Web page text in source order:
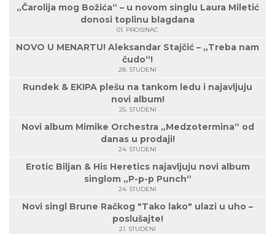
„Čarolija mog Božića“ – u novom singlu Laura Miletić
donosi toplinu blagdana
01. PROSINAC
NOVO U MENARTU! Aleksandar Stajčić – „Treba nam
čudo“!
28. STUDENI
Rundek & EKIPA plešu na tankom ledu i najavljuju
novi album!
25. STUDENI
Novi album Mimike Orchestra „Medzotermina“ od
danas u prodaji!
24. STUDENI
Erotic Biljan & His Heretics najavljuju novi album
singlom „P-p-p Punch“
24. STUDENI
Novi singl Brune Račkog "Tako lako" ulazi u uho –
poslušajte!
21. STUDENI